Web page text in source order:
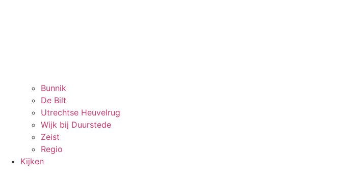
Bunnik
De Bilt
Utrechtse Heuvelrug
Wijk bij Duurstede
Zeist
Regio
Kijken